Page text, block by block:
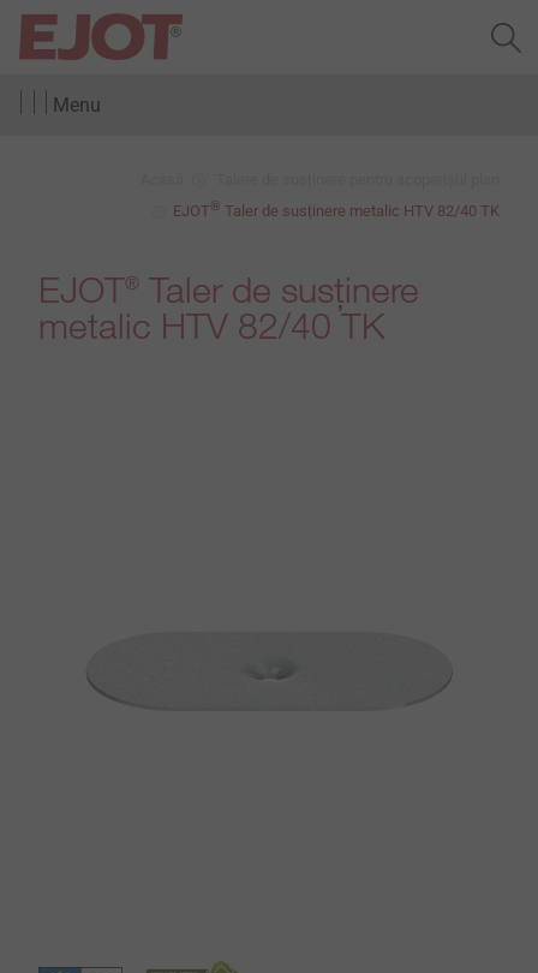
Menu
EJOT® Taler de susținere metalic HTV 82/40 TK
EJOT® Taler de susținere
metalic HTV 82/40 TK